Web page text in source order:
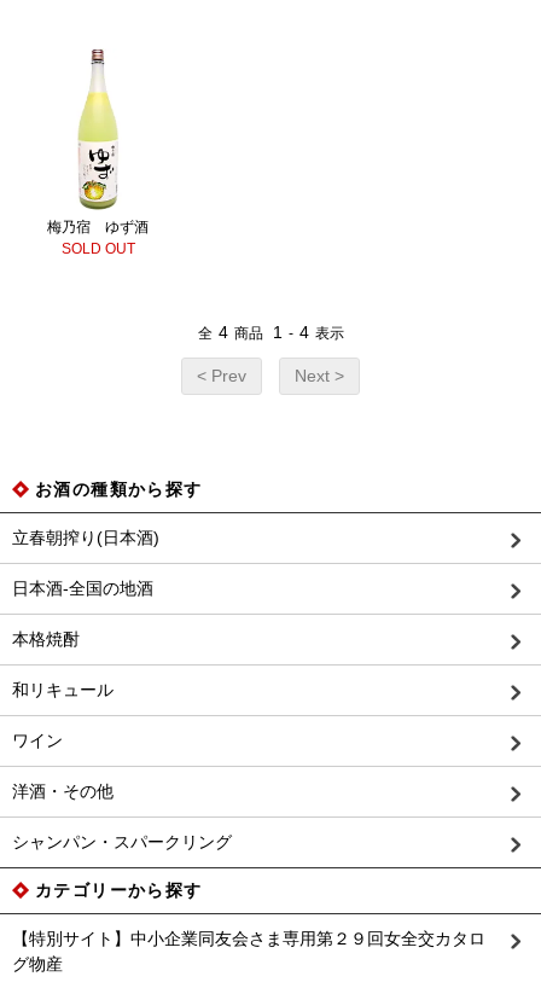
梅乃宿 ゆず酒
SOLD OUT
全 4 商品 1 - 4 表示
< Prev Next >
お酒の種類から探す
立春朝搾り(日本酒)
日本酒-全国の地酒
本格焼酎
和リキュール
ワイン
洋酒・その他
シャンパン・スパークリング
カテゴリーから探す
【特別サイト】中小企業同友会さま専用第２９回女全交カタロ
グ物産